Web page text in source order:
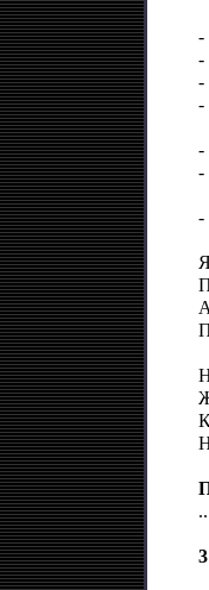
-
-
-
-
-
-
-